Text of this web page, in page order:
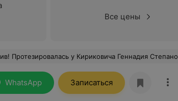
Все цены
Степановича, осталась очень довольна, очень обаятельный, приятный и хороший специалист своего дела. Клиника чистая и уютная.
WhatsApp Записаться